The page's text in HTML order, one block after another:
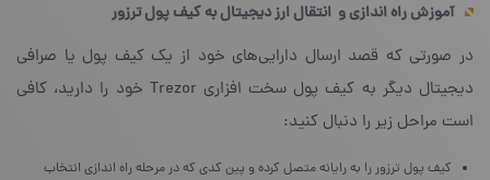
آموزش راه اندازی و انتقال ارز دیجیتال به کیف پول ترزور
در صورتی که قصد ارسال دارایی‌های خود از یک کیف پول یا صرافی
دیجیتال دیگر به کیف پول سخت افزاری Trezor خود را دارید، کافی
است مراحل زیر را دنبال کنید:
کیف پول ترزور را به رایانه متصل کرده و پین کدی که در مرحله راه اندازی انتخاب